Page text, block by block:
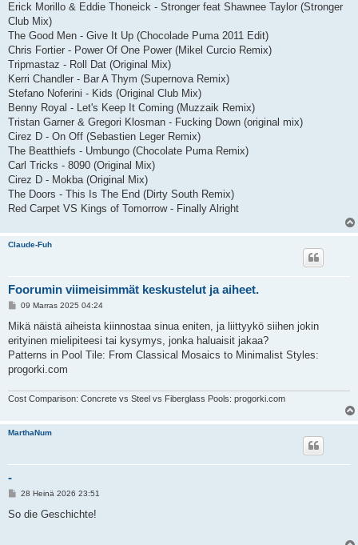
Erick Morillo & Eddie Thoneick - Stronger feat Shawnee Taylor (Stronger
Club Mix)
The Good Men - Give It Up (Chocolade Puma 2011 Edit)
Chris Fortier - Power Of One Power (Mikel Curcio Remix)
Tripmastaz - Roll Dat (Original Mix)
Kerri Chandler - Bar A Thym (Supernova Remix)
Stefano Noferini - Kids (Original Club Mix)
Benny Royal - Let's Keep It Coming (Muzzaik Remix)
Tristan Garner & Gregori Klosman - Fucking Down (original mix)
Cirez D - On Off (Sebastien Leger Remix)
The Beatthiefs - Umbungo (Chocolate Puma Remix)
Carl Tricks - 8090 (Original Mix)
Cirez D - Mokba (Original Mix)
The Doors - This Is The End (Dirty South Remix)
Red Carpet VS Kings of Tomorrow - Finally Alright
Claude-Fuh
Foorumin viimeisimmät keskustelut ja aiheet.
V
e
t
i
09 Marras 2025 04:24
Mikä näistä aiheista kiinnostaa sinua eniten, ja liittyykö siihen jokin
erityinen mielipiteesi tai kysymys, jonka haluaisit jakaa?
Patterns in Pool Tile: From Classical Mosaics to Minimalist Styles:
progorki.com
Cost Comparison: Concrete vs Steel vs Fiberglass Pools: progorki.com
MarthaNum
-
V
e
28 Heinä 2026 23:51
So die Geschichte!